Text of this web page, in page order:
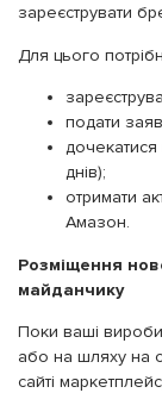
зареєструвати
Для цього
подати
дочекатися
днів);
отримати
Амазон.
Розміщення
майданчику
Поки ваші
або на шляху на
сайті